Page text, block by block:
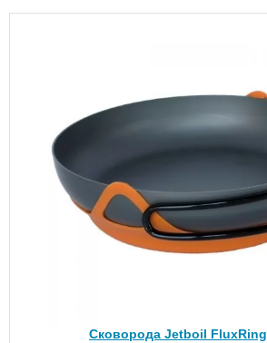
Сковорода Jetboil